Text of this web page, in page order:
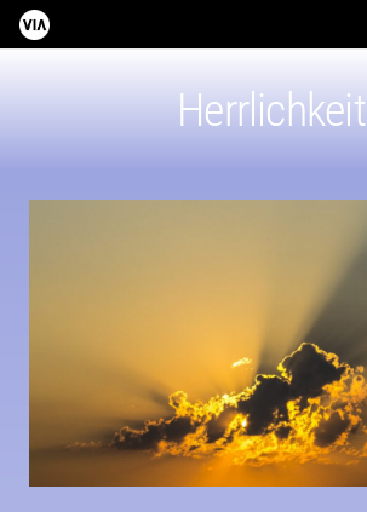
Herrlichkeit